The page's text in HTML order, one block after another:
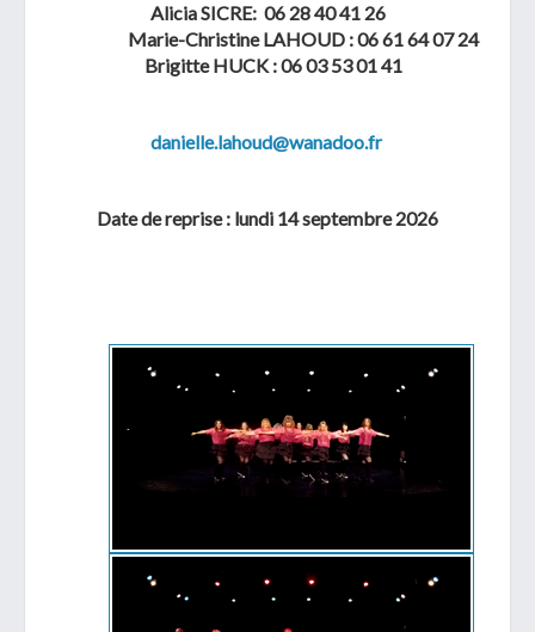
Alicia SICRE: 06 28 40 41 26
Marie-Christine LAHOUD : 06 61 64 07 24
Brigitte HUCK : 06 03 53 01 41
danielle.lahoud@wanadoo.fr
Date de reprise : lundi 14 septembre 2026